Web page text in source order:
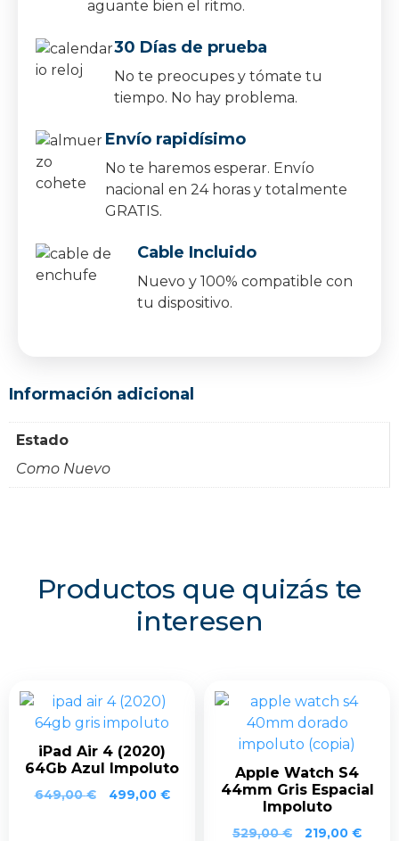
aguante bien el ritmo.
30 Días de prueba
No te preocupes y tómate tu
tiempo. No hay problema.
Envío rapidísimo
No te haremos esperar. Envío
nacional en 24 horas y totalmente
GRATIS.
Cable Incluido
Nuevo y 100% compatible con
tu dispositivo.
Información adicional
Estado
Como Nuevo
Productos que quizás te
interesen
iPad Air 4 (2020)
64Gb Azul Impoluto
649,00€ 499,00 €
Apple Watch S4
44mm Gris Espacial
Impoluto
529,00€ 219,00 €